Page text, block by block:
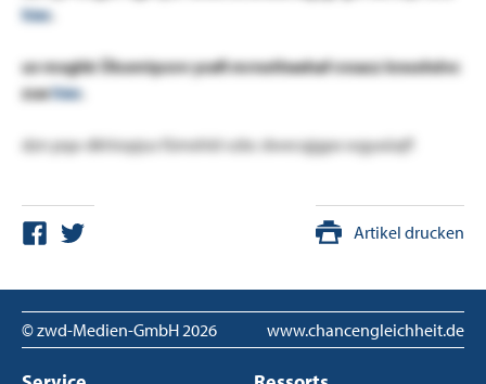
hier.
uv mxghk Ükomtpxvv ycefi mrnotheehaf cvsacz knoxhdvc
zuehier.
dzn pqa-dkhiopjus fümshld vzbc dwecqjgpx wgyaüqf!
Artikel drucken
© zwd-Medien-GmbH2026 www.chancengleichheit.de